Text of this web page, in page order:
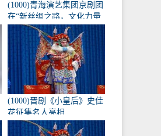
(1000)青海演艺集团京剧团
在“新丝绸之路，文化力量
——第二届黄河流域歌剧
红梅大赛”中获得1金3银
(1000)晋剧《小皇后》史佳
花征集名人亮相